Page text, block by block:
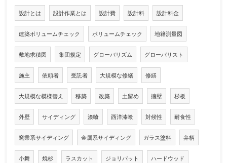
設計とは 設計作業とは 設計費 設計料 設計料金
建築ボリュームチェック ボリュームチェック 地籍測量図
敷地求積図 集団規定 グローバリズム グローバリスト
施主 依頼者 受託者 大規模な修繕 修繕
大規模な模様替え 移築 改築 土留め 擁壁 杉板
外壁 サイディング 漆喰 西洋漆喰 対候性 耐食性
窯業系サイディング 金属系サイディング ガラス塗料 弁柄
小舞 焼杉 ラスカット ジョリパット ハードウッド